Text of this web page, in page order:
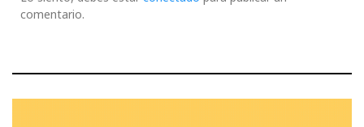
comentario.